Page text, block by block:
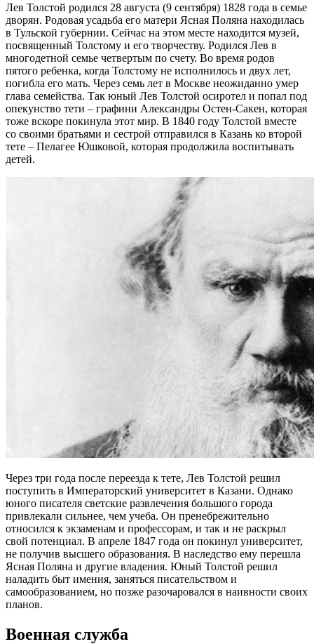
Лев Толстой родился 28 августа (9 сентября) 1828 года в семье
дворян. Родовая усадьба его матери Ясная Поляна находилась
в Тульской губернии. Сейчас на этом месте находится музей,
посвященный Толстому и его творчеству. Родился Лев в
многодетной семье четвертым по счету. Во время родов
пятого ребенка, когда Толстому не исполнилось и двух лет,
погибла его мать. Через семь лет в Москве неожиданно умер
глава семейства. Так юный Лев Толстой осиротел и попал под
опекунство тети – графини Александры Остен-Сакен, которая
тоже вскоре покинула этот мир. В 1840 году Толстой вместе
со своими братьями и сестрой отправился в Казань ко второй
тете – Пелагее Юшковой, которая продолжила воспитывать
детей.
Через три года после переезда к тете, Лев Толстой решил
поступить в Императорский университет в Казани. Однако
юного писателя светские развлечения большого города
привлекали сильнее, чем учеба. Он пренебрежительно
относился к экзаменам и профессорам, и так и не раскрыл
свой потенциал. В апреле 1847 года он покинул университет,
не получив высшего образования. В наследство ему перешла
Ясная Поляна и другие владения. Юный Толстой решил
наладить быт имения, заняться писательством и
самообразованием, но позже разочаровался в наивности своих
планов.
Военная служба